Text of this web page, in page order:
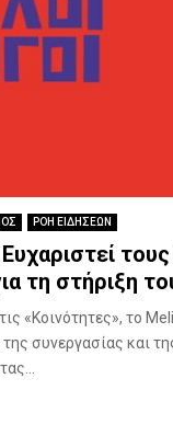
ΡΟΗ ΕΙΔΗΣΕΩΝ
τη στήριξη
«Κοινότητες», το
συνεργασίας και